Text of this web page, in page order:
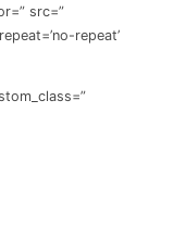
src=”
repeat’